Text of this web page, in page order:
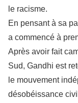
le racisme.
En pensant à sa
a commencé à
Après avoir fait
Sud, Gandhi est
le mouvement
désobéissance